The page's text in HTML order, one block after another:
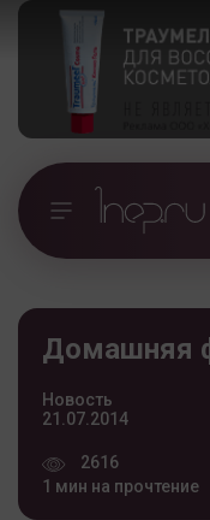
Домашняя
Новость
21.07.2014
2616
1 мин на прочтение